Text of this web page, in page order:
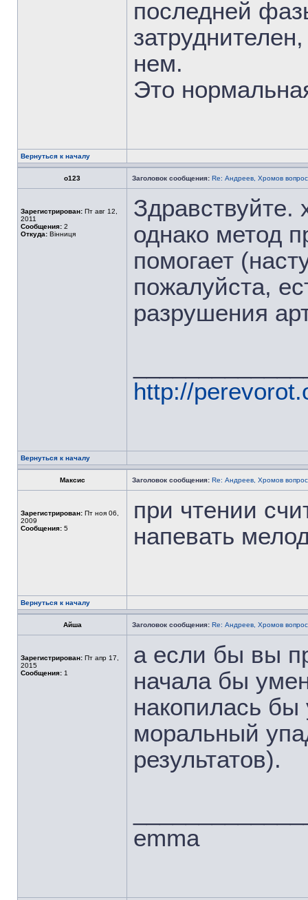
последней
нем.
Это
Вернуться к началу
о123 Заголовок сообщения: Re: Андреев, Хромов
Зарегистрирован: Пт авг 12,
2011
Сообщения: 2
Откуда: Вінниця
Здравствуйте.
однако метод
помогает
пожалуйста,
разрушения
http://
Вернуться к началу
Максис Заголовок сообщения: Re: Андреев, Хромов
Зарегистрирован: Пт ноя 06,
2009
Сообщения: 5
при чтении
напевать
Вернуться к началу
Айша Заголовок сообщения: Re: Андреев, Хромов
Зарегистрирован: Пт апр 17,
2015
Сообщения: 1
а если бы вы
начала бы
накопилась бы
моральный
результатов).
emma